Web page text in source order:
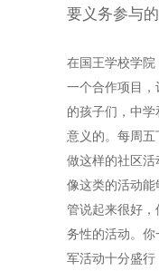
要义务参与的
在国王学校学
一个合作项目，
的孩子们，中
意义的。每周
做这样的社区
像这类的活动
管说起来很好，
务性的活动。
军活动十分盛